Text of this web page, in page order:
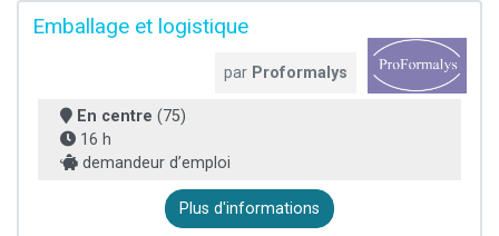
Emballage et logistique
par Proformalys
En centre (75)
16 h
demandeur d’emploi
Plus d'informations